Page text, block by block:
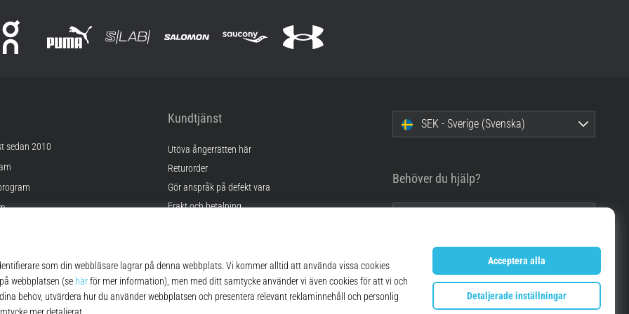
sedan 2010
Kundtjänst
Utöva ångerrätten här
Returorder
Gör anspråk på defekt vara
Frakt och betalning
FAQ
Sekretesspolicy
SEK - Sverige (Svenska)
Behöver du hjälp?